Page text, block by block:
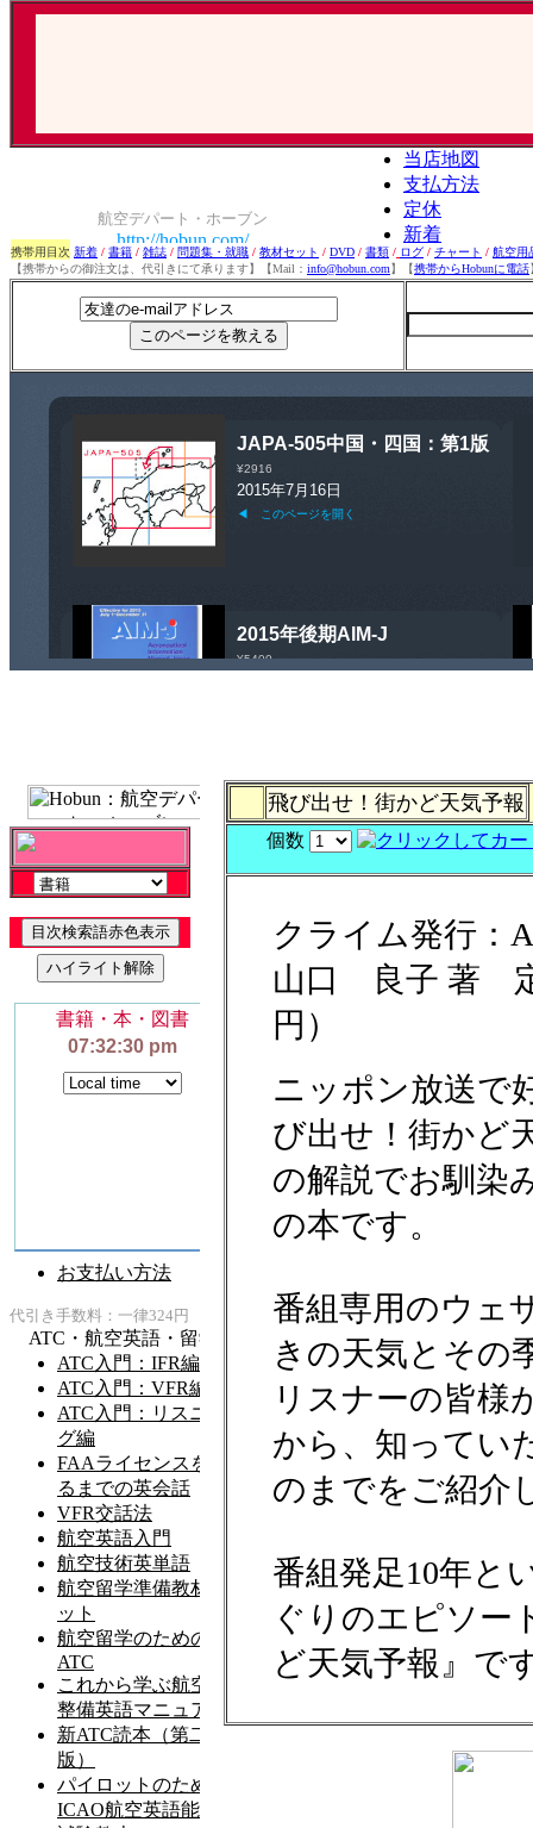
携帯用目次 新着 / 書籍 / 雑誌 / 問題集・就職 / 教材セット / DVD / 書類 / ログ / チャート / 航空用
【携帯からの御注文は、代引きにて承ります】【Mail： info@hobun.com】【携帯からHobunに電話
飛び出せ！街かど天気予報
個数
クライム発行：
山口 良子 著 定
円）
ニッポン放送で
び出せ！街かど
の解説でお馴染
の本です。
番組専用のウェ
きの天気とその
リスナーの皆様
から、知ってい
のまでをご紹介
番組発足10年と
ぐりのエピソー
ど天気予報』で